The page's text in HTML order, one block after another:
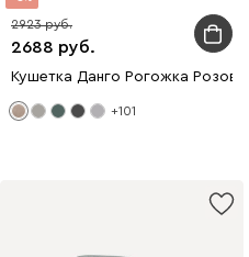
2688
2923
Кушетка Данго Рогожка Розовый
+101